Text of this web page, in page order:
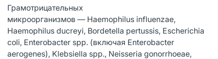
Грамотрицательных
микроорганизмов — Haemophilus influenzae,
Haemophilus ducreyi, Bordetella pertussis, Escherichia
coli, Enterobacter spp. (включая Enterobacter
aerogenes), Klebsiella spp., Neisseria gonorrhoeae,